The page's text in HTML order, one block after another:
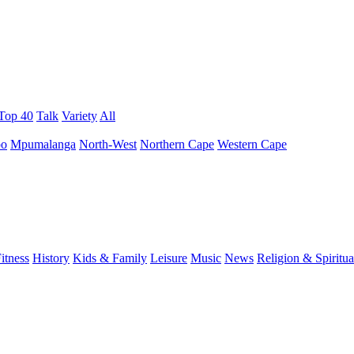
40 Talk Variety All
Mpumalanga North-West Northern Cape Western Cape
History Kids & Family Leisure Music News Religion &